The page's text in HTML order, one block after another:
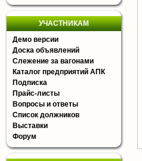
УЧАСТНИКАМ
Демо версии
Доска объявлений
Слежение за вагонами
Каталог предприятий АПК
Подписка
Прайс-листы
Вопросы и ответы
Список должников
Выставки
Форум